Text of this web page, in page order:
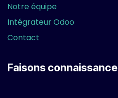
Notre équipe
Intégrateur Odoo
Contact
Faisons connaissance